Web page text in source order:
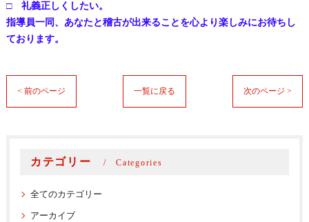
□ 礼義正しくしたい。
指導員一同、あなたと稽古が出来ることを心より楽しみにお待ちし
ております。
< 前のページ 一覧に戻る 次のページ >
カテゴリー Categories
全てのカテゴリー
アーカイブ